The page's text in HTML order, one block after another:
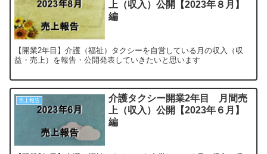
上（収入）公開【2023年８月】
編
【開業2年目】介護（福祉）タクシーを自営している月の収入（収
益・売上）を報告・公開発表していきたいと思います
売上報告
介護タクシー開業2年目 月間売
上（収入）公開【2023年６月】
編